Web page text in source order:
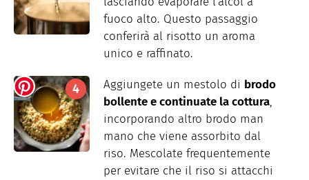
fuoco alto. Questo passaggio
conferirà al risotto un aroma
unico e raffinato.
Aggiungete un mestolo di brodo
bollente e continuate la cottura,
incorporando altro brodo man
mano che viene assorbito dal
riso. Mescolate frequentemente
per evitare che il riso si attacchi